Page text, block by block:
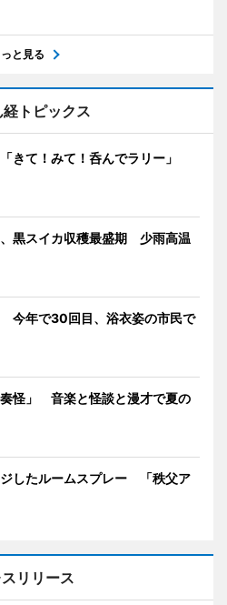
っと見る
トピックス
きて！みて！呑んでラリー」
黒スイカ収穫最盛期 少雨高温
今年で30回目、浴衣姿の市民で
怪」 音楽と怪談と漫才で夏の
したルームスプレー 「秩父ア
リリース